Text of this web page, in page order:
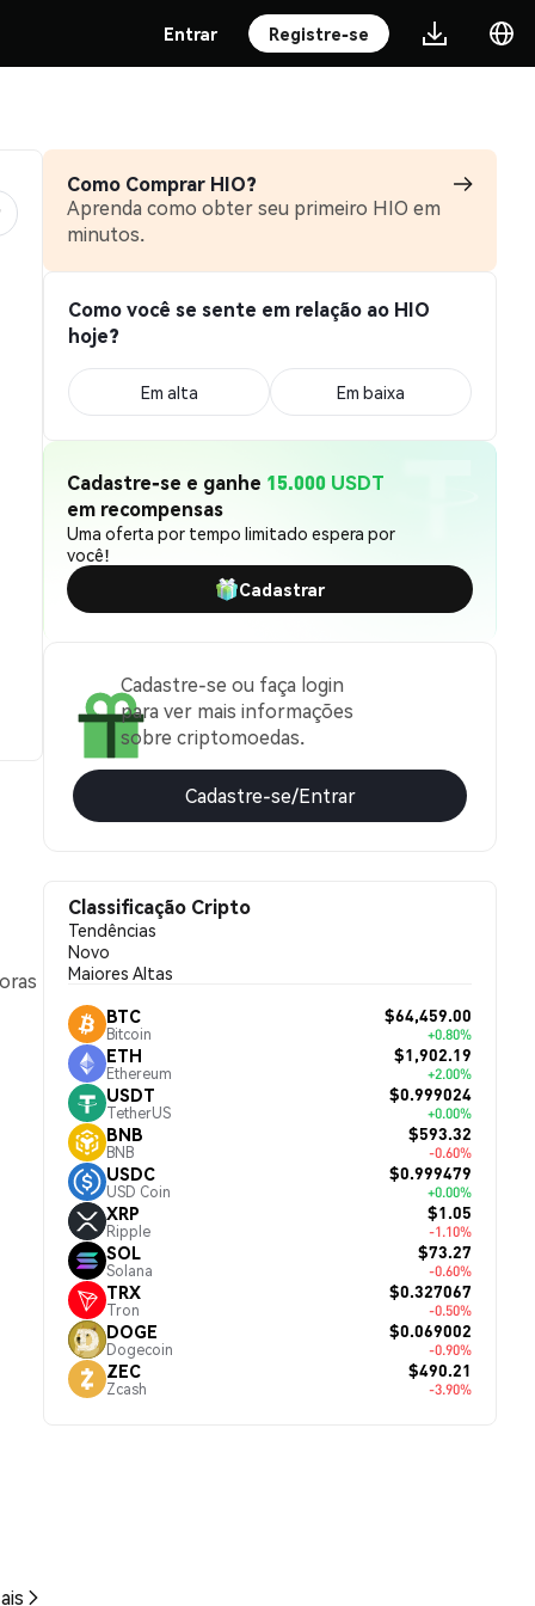
Entrar Registre-se
Como Comprar HIO?
Aprenda como obter seu primeiro HIO em
minutos.
Como você se sente em relação ao HIO
hoje?
Em alta Em baixa
Cadastre-se e ganhe 15.000 USDT
em recompensas
Uma oferta por tempo limitado espera por
você!
Cadastrar
Cadastre-se ou faça login
para ver mais informações
sobre criptomoedas.
Cadastre-se/Entrar
Classificação Cripto
Tendências
Novo
Maiores Altas
BTC
Bitcoin
$64,459.00
+0.80%
ETH
Ethereum
$1,902.19
+2.00%
USDT
TetherUS
$0.999024
+0.00%
BNB
BNB
$593.32
-0.60%
USDC
USD Coin
$0.999479
+0.00%
XRP
Ripple
$1.05
-1.10%
SOL
Solana
$73.27
-0.60%
TRX
Tron
$0.327067
-0.50%
DOGE
Dogecoin
$0.069002
-0.90%
ZEC
Zcash
$490.21
-3.90%